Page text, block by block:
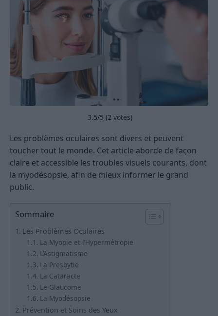
3.5/5 (2 votes)
Les problèmes oculaires sont divers et peuvent
toucher tout le monde. Cet article aborde de façon
claire et accessible les troubles visuels courants, dont
la myodésopsie, afin de mieux informer le grand
public.
Sommaire
Les Problèmes Oculaires
La Myopie et l’Hypermétropie
L’Astigmatisme
La Presbytie
La Cataracte
Le Glaucome
La Myodésopsie
Prévention et Soins des Yeux